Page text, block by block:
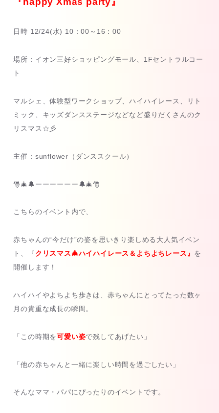
日時 12/24(水) 10：00～16：00
場所：イオン三好ショッピングモール、1Fセントラルコー
ト
マルシェ、体験型ワークショップ、ハイハイレース、リト
ミック、キッズダンスステージなどなど盛りだくさんのク
リスマス☆彡
主催：sunflower（ダンススクール）
🎅🎄🔔ーーーーーー🔔🎄🎅
こちらのイベント内で、
赤ちゃんの“今だけ”の姿を思いきり楽しめる大人気イベン
ト、『クリスマス🎄ハイハイレース＆よちよちレース』 を
開催します！
ハイハイやよちよち歩きは、赤ちゃんにとってたった数ヶ
月の貴重な成長の瞬間。
「この時期を可愛い姿で残してあげたい」
「他の赤ちゃんと一緒に楽しい時間を過ごしたい」
そんなママ・パパにぴったりのイベントです。